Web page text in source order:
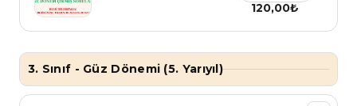
120,00₺
3. Sınıf - Güz Dönemi (5. Yarıyıl)